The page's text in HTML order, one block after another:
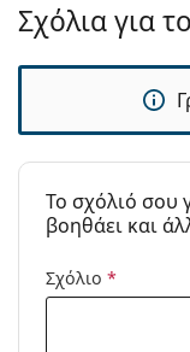
Πανί
καθαρισμού:
Τύπος:
Μάρκα:
Σχόλια για
To σχόλιό σου
βοηθάει και
Σχόλιο *